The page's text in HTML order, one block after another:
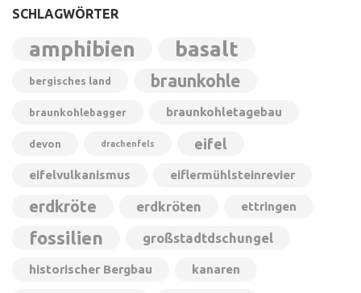
SCHLAGWÖRTER
amphibien basalt
bergisches land braunkohle
braunkohlebagger braunkohletagebau
devon drachenfels eifel
eifelvulkanismus eiflermühlsteinrevier
erdkröte erdkröten ettringen
fossilien großstadtdschungel
historischer Bergbau kanaren